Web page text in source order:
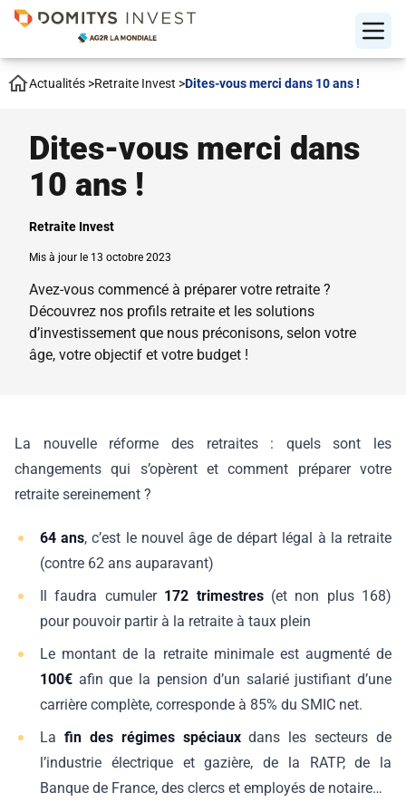
Actualités >Retraite Invest >Dites-vous merci dans 10 ans !
Dites-vous merci dans
10 ans !
Retraite Invest
Mis à jour le 13 octobre 2023
Avez-vous commencé à préparer votre retraite ?
Découvrez nos profils retraite et les solutions
d’investissement que nous préconisons, selon votre
âge, votre objectif et votre budget !
La nouvelle réforme des retraites : quels sont les
changements qui s’opèrent et comment préparer votre
retraite sereinement ?
64 ans, c’est le nouvel âge de départ légal à la retraite
(contre 62 ans auparavant)
Il faudra cumuler 172 trimestres (et non plus 168)
pour pouvoir partir à la retraite à taux plein
Le montant de la retraite minimale est augmenté de
100€ afin que la pension d’un salarié justifiant d’une
carrière complète, corresponde à 85% du SMIC net.
La fin des régimes spéciauxdans les secteurs de
l’industrie électrique et gazière, de la RATP, de la
Banque de France, des clercs et employés de notaire…